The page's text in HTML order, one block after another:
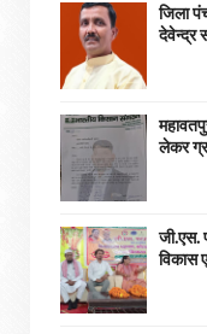
जिला
देवेन्द्र
लेकर
जी.एस.
विकास